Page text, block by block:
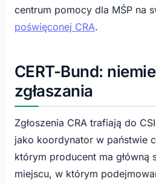
centrum pomocy dla MŚP na
poświęconej CRA.
CERT-Bund:
zgłaszania
Zgłoszenia CRA trafiają do
jako koordynator w państwie
którym producent ma główną
miejscu, w którym